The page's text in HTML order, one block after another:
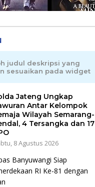
judul deskripsi yang
sesuaikan pada widget
Jateng Ungkap
Antar Kelompok
Wilayah Semarang-
4 Tersangka dan 17
8 Agustus 2026